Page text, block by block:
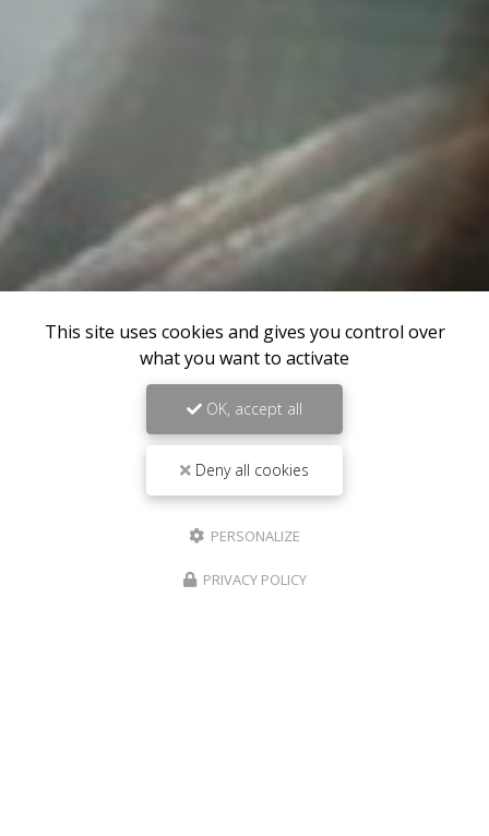
This site uses cookies and gives you control over
what you want to activate
OK, accept all
Deny all cookies
PERSONALIZE
PRIVACY POLICY